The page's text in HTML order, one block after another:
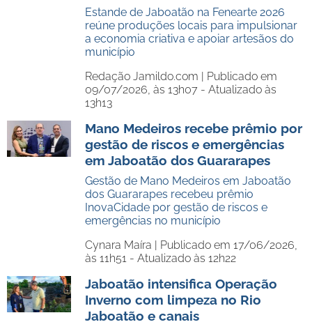
Estande de Jaboatão na Fenearte 2026
reúne produções locais para impulsionar
a economia criativa e apoiar artesãos do
município
Redação Jamildo.com | Publicado em
09/07/2026, às 13h07 - Atualizado às
13h13
Mano Medeiros recebe prêmio por
gestão de riscos e emergências
em Jaboatão dos Guararapes
Gestão de Mano Medeiros em Jaboatão
dos Guararapes recebeu prêmio
InovaCidade por gestão de riscos e
emergências no município
Cynara Maíra | Publicado em 17/06/2026,
às 11h51 - Atualizado às 12h22
Jaboatão intensifica Operação
Inverno com limpeza no Rio
Jaboatão e canais